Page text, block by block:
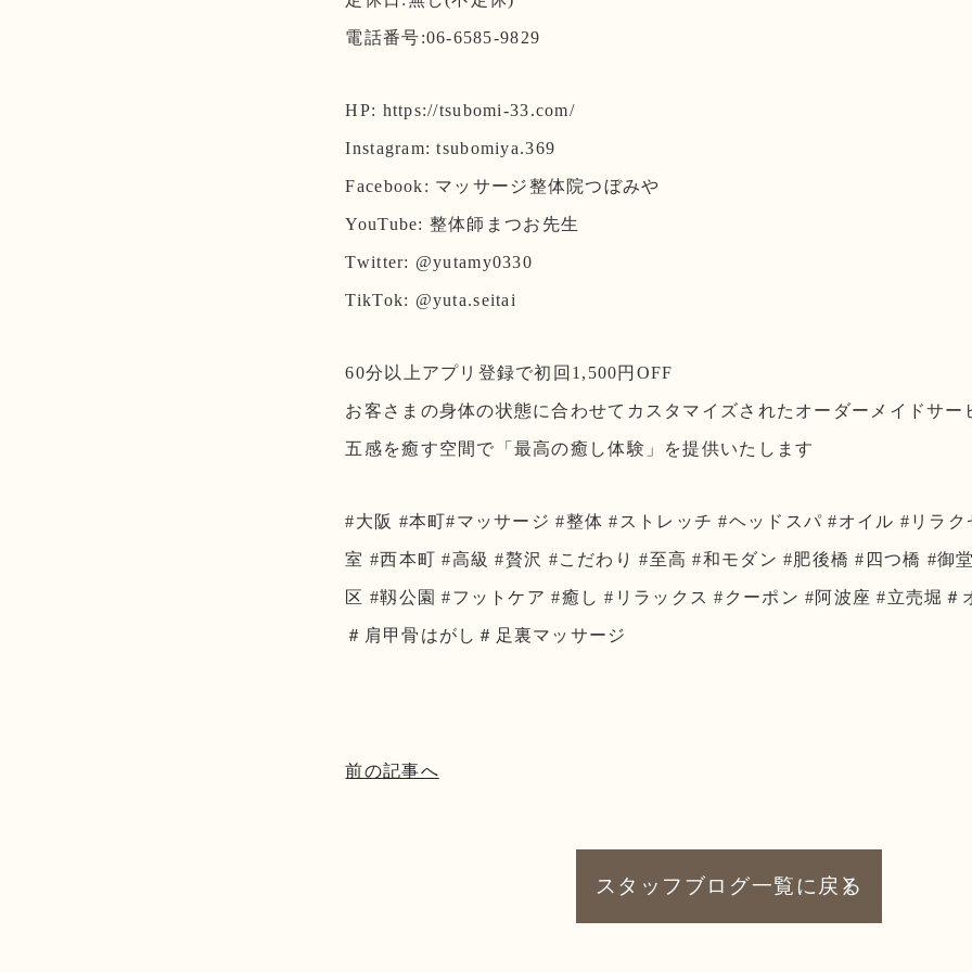
電話番号:06-6585-9829
HP: https://tsubomi-33.com/
Instagram: tsubomiya.369
Facebook: マッサージ整体院つぼみや
YouTube: 整体師まつお先生
Twitter: @yutamy0330
TikTok: @yuta.seitai
60分以上アプリ登録で初回1,500円OFF
お客さまの身体の状態に合わせてカスタマイズされたオーダーメイドサー
五感を癒す空間で「最高の癒し体験」を提供いたします
#大阪 #本町#マッサージ #整体 #ストレッチ #ヘッドスパ #オイル #リラ
室 #西本町 #高級 #贅沢 #こだわり #至高 #和モダン #肥後橋 #四つ橋 #御
区 #靱公園 #フットケア #癒し #リラックス #クーポン #阿波座 #立売堀＃
＃肩甲骨はがし＃足裏マッサージ
前の記事へ
スタッフブログ一覧に戻る